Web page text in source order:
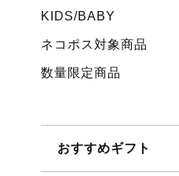
KIDS/BABY
ネコポス対象商品
数量限定商品
おすすめギフト